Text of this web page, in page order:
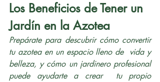
Los Beneficios de Tener un
Jardín en la Azotea
Prepárate para descubrir cómo convertir
tu azotea en un espacio lleno de  vida y
belleza, y cómo un jardinero profesional
puede ayudarte a crear  tu propio